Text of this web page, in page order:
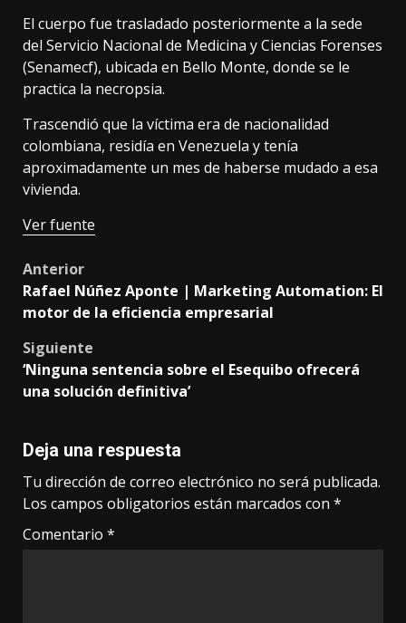
El cuerpo fue trasladado posteriormente a la sede
del Servicio Nacional de Medicina y Ciencias Forenses
(Senamecf), ubicada en Bello Monte, donde se le
practica la necropsia.
Trascendió que la víctima era de nacionalidad
colombiana, residía en Venezuela y tenía
aproximadamente un mes de haberse mudado a esa
vivienda.
Ver fuente
Post
navigation
Anterior
Rafael Núñez Aponte | Marketing Automation: El
motor de la eficiencia empresarial
Siguiente
‘Ninguna sentencia sobre el Esequibo ofrecerá
una solución definitiva’
Deja una respuesta
Tu dirección de correo electrónico no será publicada.
Los campos obligatorios están marcados con *
Comentario *